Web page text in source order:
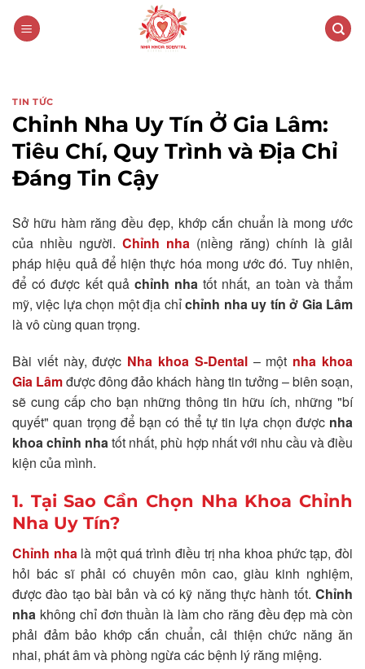
TIN TỨC
Chỉnh Nha Uy Tín Ở Gia Lâm:
Tiêu Chí, Quy Trình và Địa Chỉ
Đáng Tin Cậy
Sở hữu hàm răng đều đẹp, khớp cắn chuẩn là mong ước
của nhiều người. Chỉnh nha (niềng răng) chính là giải
pháp hiệu quả để hiện thực hóa mong ước đó. Tuy nhiên,
để có được kết quả chỉnh nha tốt nhất, an toàn và thẩm
mỹ, việc lựa chọn một địa chỉchỉnh nha uy tín ở Gia Lâm
là vô cùng quan trọng.
Bài viết này, được Nha khoa S-Dental– một nha khoa
Gia Lâmđược đông đảo khách hàng tin tưởng – biên soạn,
sẽ cung cấp cho bạn những thông tin hữu ích, những "bí
quyết" quan trọng để bạn có thể tự tin lựa chọn được nha
khoa chỉnh nhatốt nhất, phù hợp nhất với nhu cầu và điều
kiện của mình.
1. Tại Sao Cần Chọn Nha Khoa Chỉnh
Nha Uy Tín?
Chỉnh nhalà một quá trình điều trị nha khoa phức tạp, đòi
hỏi bác sĩ phải có chuyên môn cao, giàu kinh nghiệm,
được đào tạo bài bản và có kỹ năng thực hành tốt. Chỉnh
nha không chỉ đơn thuần là làm cho răng đều đẹp mà còn
phải đảm bảo khớp cắn chuẩn, cải thiện chức năng ăn
nhai, phát âm và phòng ngừa các bệnh lý răng miệng.